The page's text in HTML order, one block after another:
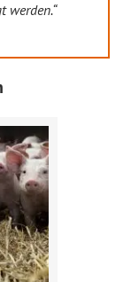
werden.“